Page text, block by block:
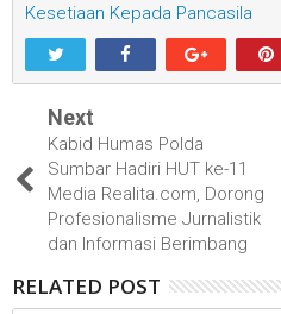
Kesetiaan Kepada Pancasila
Next
Kabid Humas Polda
Sumbar Hadiri HUT ke-11
Media Realita.com, Dorong
Profesionalisme Jurnalistik
dan Informasi Berimbang
RELATED POST